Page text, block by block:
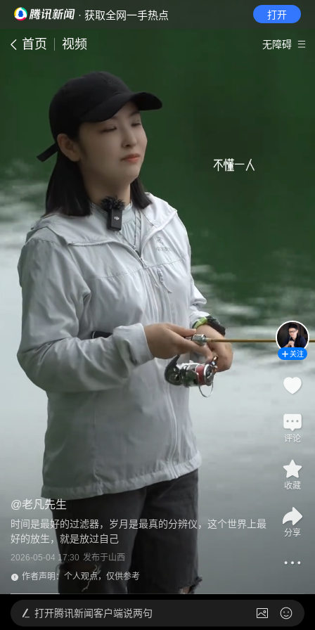
· 获取全网一手热点 打开
首页 视频 无障碍
@老凡先生
时间是最好的过滤器，岁月是最真的分辨仪，这个世界上最
好的放生，就是放过自己
2026-05-04 17:30 发布于山西
作者声明：个人观点，仅供参考
关注
评论
收藏
分享
打开腾讯新闻客户端说两句